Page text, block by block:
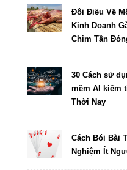
Đôi Điều Về
Kinh Doanh
Chim Tần
30 Cách sử
mềm AI kiếm
Thời Nay
Cách Bói Bài
Nghiệm Ít